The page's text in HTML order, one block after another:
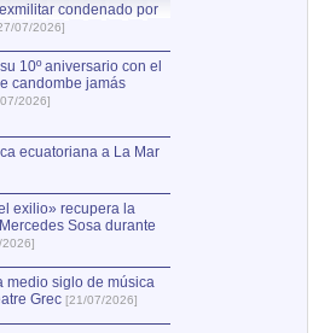
condenado por
07/2026]
10º aniversario con el
candombe jamás
2026]
ecuatoriana a La Mar
exilio» recupera la
Sosa durante
medio siglo de música
Grec [21/07/2026]